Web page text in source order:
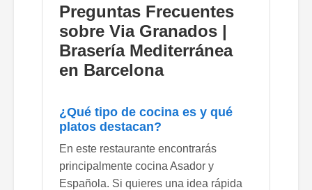
Preguntas Frecuentes
sobre Via Granados |
Brasería Mediterránea
en Barcelona
¿Qué tipo de cocina es y qué
platos destacan?
En este restaurante encontrarás
principalmente cocina Asador y
Española. Si quieres una idea rápida